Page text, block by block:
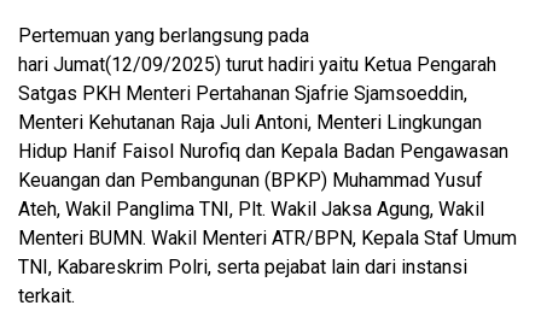
Pertemuan yang berlangsung pada
hari Jumat(12/09/2025) turut hadiri yaitu Ketua Pengarah
Satgas PKH Menteri Pertahanan Sjafrie Sjamsoeddin,
Menteri Kehutanan Raja Juli Antoni, Menteri Lingkungan
Hidup Hanif Faisol Nurofiq dan Kepala Badan Pengawasan
Keuangan dan Pembangunan (BPKP) Muhammad Yusuf
Ateh, Wakil Panglima TNI, Plt. Wakil Jaksa Agung, Wakil
Menteri BUMN. Wakil Menteri ATR/BPN, Kepala Staf Umum
TNI, Kabareskrim Polri, serta pejabat lain dari instansi
terkait.